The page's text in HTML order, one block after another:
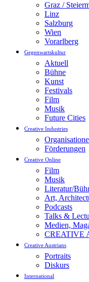
Graz /
Linz
Salzburg
Wien
Vorarlberg
Gegenwartskultur
Aktuell
Bühne
Kunst
Festivals
Film
Musik
Future Cities
Creative Industries
Förderungen
Creative Online
Film
Musik
Literatur/
Art,
Podcasts
Talks &
Medien,
CREATIVE
Creative Austrians
Portraits
Diskurs
International